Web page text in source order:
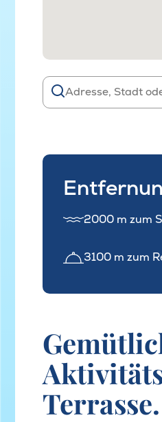
2000 m zum
3100 m zum
Terrasse.